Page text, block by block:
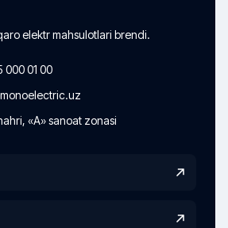
elektr mahsulotlari brendi.
000 01 00
«A» sanoat zonasi